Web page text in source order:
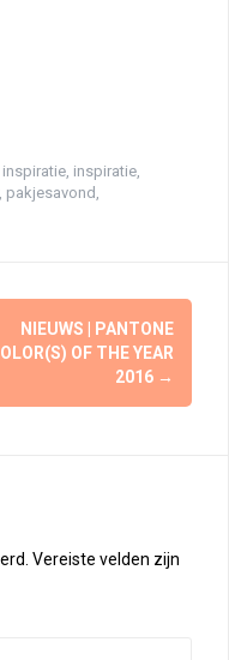
inspiratie inspiratie
pakjesavond
NIEUWS | PANTONE
OF THE YEAR
2016 →
Vereiste velden zijn